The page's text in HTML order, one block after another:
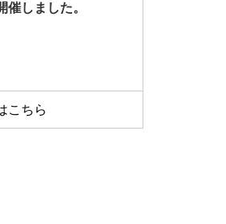
しました。
こちら